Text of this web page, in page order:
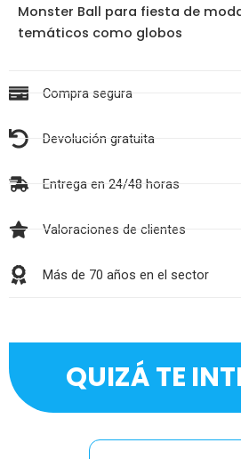
Monster Ball para fiesta de
temáticos como globos
Compra segura
Devolución gratuita
Entrega en 24/48 horas
Valoraciones de clientes
Más de 70 años en el sector
QUIZÁ TE